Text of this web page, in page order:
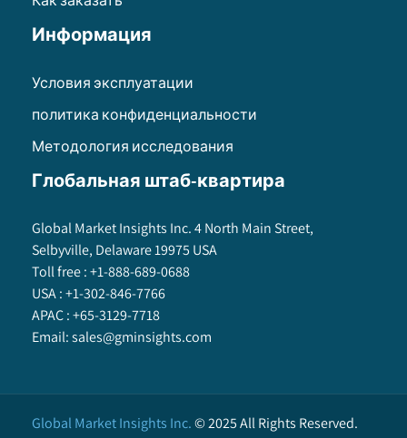
Информация
Условия эксплуатации
политика конфиденциальности
Методология исследования
Глобальная штаб-квартира
Global Market Insights Inc. 4 North Main Street,
Selbyville, Delaware 19975 USA
Toll free :+1-888-689-0688
USA :+1-302-846-7766
APAC :+65-3129-7718
Email:sales@gminsights.com
Global Market Insights Inc.©2025All Rights Reserved.